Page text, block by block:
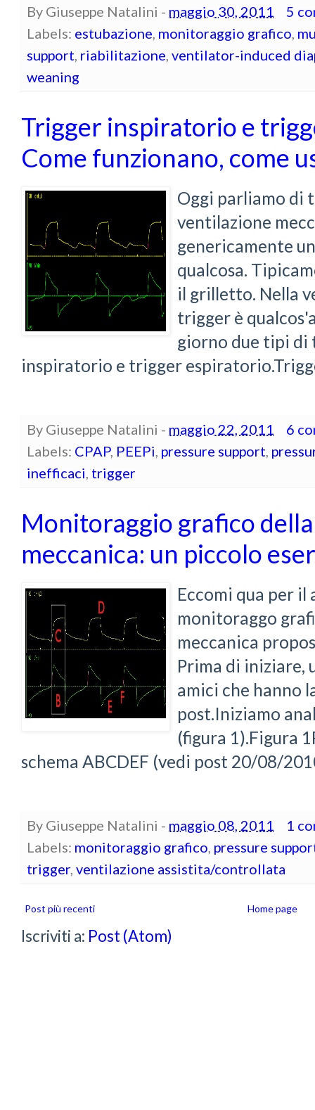
By Giuseppe Natalini - maggio 30, 2011
5
Labels: estubazione, monitoraggio grafico,
support, riabilitazione, ventilator-induced
weaning
Trigger inspiratorio e
Come funzionano, come
Oggi parliamo di
ventilazione
genericamente
qualcosa.
il grilletto. Nella
trigger è
giorno due tipi
inspiratorio e trigger
By Giuseppe Natalini - maggio 22, 2011
6
Labels: CPAP, PEEPi, pressure support,
inefficaci, trigger
Monitoraggio grafico
meccanica: un piccolo
Eccomi qua per il
monitoraggo
meccanica
Prima di iniziare,
amici che hanno
post.Iniziamo
(figura 1).Figura
schema ABCDEF (vedi post 20/08/
By Giuseppe Natalini - maggio 08, 2011
1
Labels: monitoraggio grafico, pressure
trigger, ventilazione assistita/controllata
Post più recenti Home page
Iscriviti a: Post (Atom)